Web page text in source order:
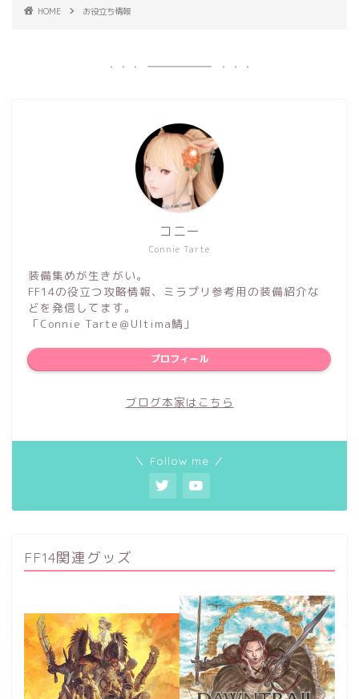
HOME お役立ち情報
Connie Tarte
コニー
装備集めが生きがい。
FF14の役立つ攻略情報、ミラプリ参考用の装備紹介な
どを発信してます。
「Connie Tarte＠Ultima鯖」
プロフィール
ブログ本家はこちら
＼ Follow me ／
FF14関連グッズ